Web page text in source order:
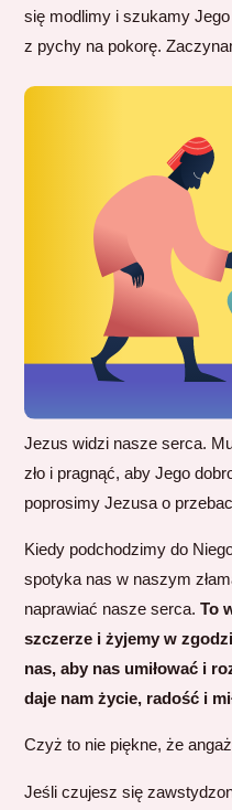
się modlimy i szukamy
z pychy na pokorę.
Jezus widzi nasze serca.
zło i pragnąć, aby Jego
poprosimy Jezusa o
Kiedy podchodzimy do
spotyka nas w naszym
naprawiać nasze serca.To
szczerze i żyjemy w
nas, aby nas umiłować i
daje nam życie, radość i
Czyż to nie piękne, że
Jeśli czujesz się